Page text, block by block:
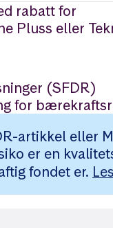
rabatt for
Pluss eller
(SFDR)
for
artikkel eller
er en
fondet er.